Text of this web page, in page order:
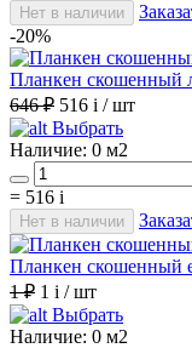
Нет в наличии
-20%
Планкен скошенный
646 ₽ 516 i / шт
Выбрать
Наличие: 0 м2
= 516 i
Нет в наличии
Планкен скошенный
1 ₽ 1 i / шт
Выбрать
Наличие: 0 м2